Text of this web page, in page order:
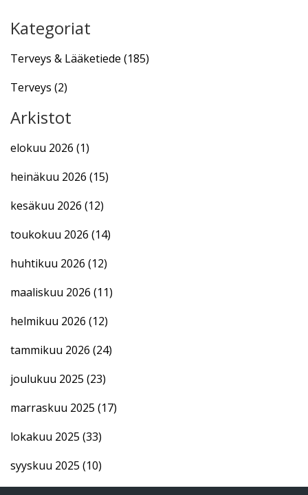
Kategoriat
Terveys & Lääketiede (185)
Terveys (2)
Arkistot
elokuu 2026 (1)
heinäkuu 2026 (15)
kesäkuu 2026 (12)
toukokuu 2026 (14)
huhtikuu 2026 (12)
maaliskuu 2026 (11)
helmikuu 2026 (12)
tammikuu 2026 (24)
joulukuu 2025 (23)
marraskuu 2025 (17)
lokakuu 2025 (33)
syyskuu 2025 (10)